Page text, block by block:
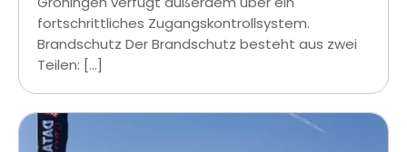
fortschrittliches Zugangskontrollsystem.
Brandschutz Der Brandschutz besteht aus zwei
Teilen: […]